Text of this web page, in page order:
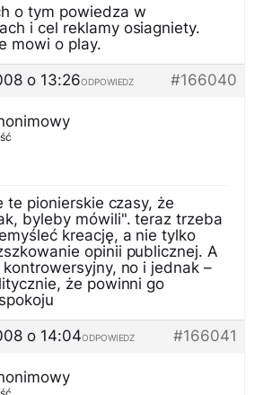
o tym powiedza w
i cel reklamy osiagniety.
mowi o play.
o 13:26
#166040
ODPOWIEDZ
te pionierskie czasy, że
byleby mówili". teraz trzeba
kreację, a nie tylko
opinii publicznej. A
no i jednak –
że powinni go
o 14:04
#166041
ODPOWIEDZ